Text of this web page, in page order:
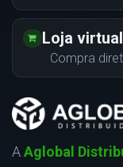
Loja virtual
Compra
AAglobal